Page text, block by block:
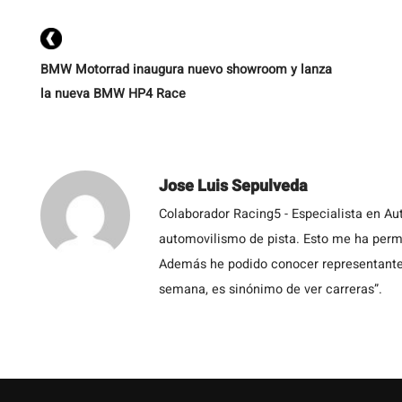
BMW Motorrad inaugura nuevo showroom y lanza
la nueva BMW HP4 Race
Jose Luis Sepulveda
Colaborador Racing5 - Especialista en
automovilismo de pista. Esto me ha
Además he podido conocer
semana, es sinónimo de ver carreras”.